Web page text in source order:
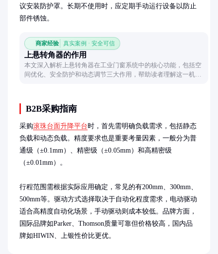
议安装防护罩。长期不使用时，应定期手动运行设备以防止
部件锈蚀。
商家经验 真实案例 · 安全可信
上悬转角器的作用
本文深入解析上悬转角器在工业门窗系统中的核心功能，包括空
间优化、安全防护和动态调节三大作用，帮助读者理解这一机械
B2B采购指南
采购滚珠台面升降平台时，首先需明确负载需求，包括静态
负载和动态负载。精度要求也是重要考量因素，一般分为普
通级（±0.1mm）、精密级（±0.05mm）和高精密级
（±0.01mm）。
行程范围需根据实际应用确定，常见的有200mm、300mm、
500mm等。驱动方式选择取决于自动化程度需求，电动驱动
适合高精度自动化场景，手动驱动则成本较低。品牌方面，
国际品牌如Parker、Thomson质量可靠但价格较高，国内品
牌如HIWIN、上银性价比更优。